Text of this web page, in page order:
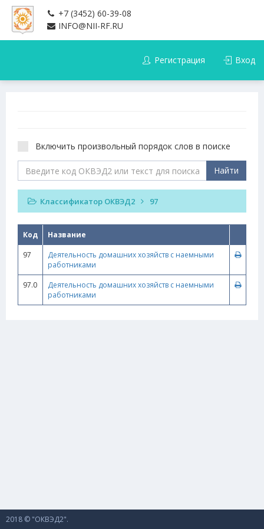
+7 (3452) 60-39-08
INFO@NII-RF.RU
Регистрация Вход
Включить произвольный порядок слов в поиске
Найти
Классификатор ОКВЭД2 97
Код
Название
97
Деятельность домашних хозяйств с наемными
работниками
97.0
Деятельность домашних хозяйств с наемными
работниками
2018 © "ОКВЭД2".